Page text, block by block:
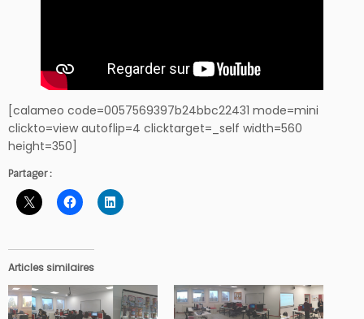
[calameo code=0057569397b24bbc22431 mode=mini
clickto=view autoflip=4 clicktarget=_self width=560
height=350]
Partager :
Articles similaires